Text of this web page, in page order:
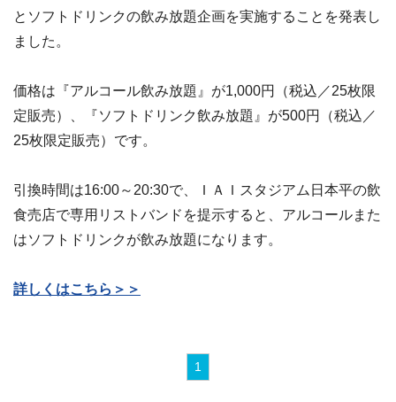
とソフトドリンクの飲み放題企画を実施することを発表し
ました。
価格は『アルコール飲み放題』が1,000円（税込／25枚限
定販売）、『ソフトドリンク飲み放題』が500円（税込／
25枚限定販売）です。
引換時間は16:00～20:30で、ＩＡＩスタジアム日本平の飲
食売店で専用リストバンドを提示すると、アルコールまた
はソフトドリンクが飲み放題になります。
詳しくはこちら＞＞
1